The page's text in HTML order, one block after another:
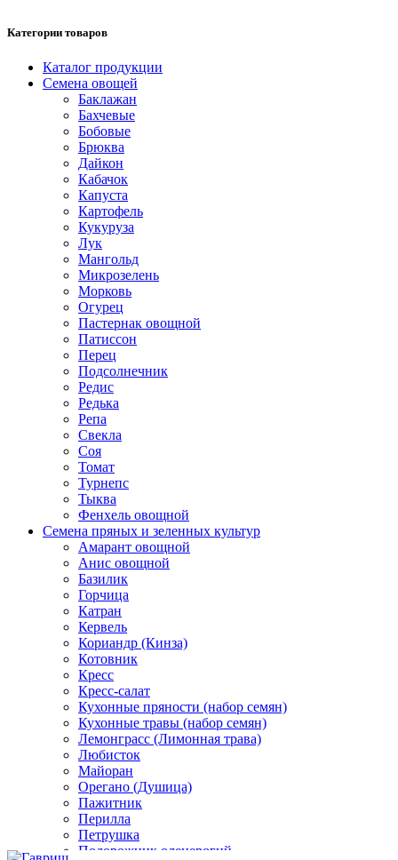
Категории товаров
Каталог продукции
Семена овощей
Баклажан
Бахчевые
Бобовые
Брюква
Дайкон
Кабачок
Капуста
Картофель
Кукуруза
Лук
Мангольд
Микрозелень
Морковь
Огурец
Пастернак овощной
Патиссон
Перец
Подсолнечник
Редис
Редька
Репа
Свекла
Соя
Томат
Турнепс
Тыква
Фенхель овощной
Семена пряных и зеленных культур
Амарант овощной
Анис овощной
Базилик
Горчица
Катран
Кервель
Кориандр (Кинза)
Котовник
Кресс
Кресс-салат
Кухонные пряности (набор семян)
Кухонные травы (набор семян)
Лемонграсс (Лимонная трава)
Любисток
Майоран
Орегано (Душица)
Пажитник
Перилла
Петрушка
Подорожник оленерогий